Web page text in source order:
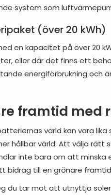
system som
(över 20 kWh)
en kapacitet på över 20
eller där det finns ett
energiförbrukning och
framtid
värld kan vara
hållbar värld. Att välja
inte bara om att minska
bidrag till en grönare
du tar mot att utnyttja